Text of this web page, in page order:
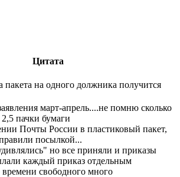
Цитата
пакета на одного должника получится
март-апрель....не помню сколько
пачки бумаги
Почты России в пластиковый пакет,
посылкой...
но все приняли и приказы
каждый приказ отдельным
свободного много